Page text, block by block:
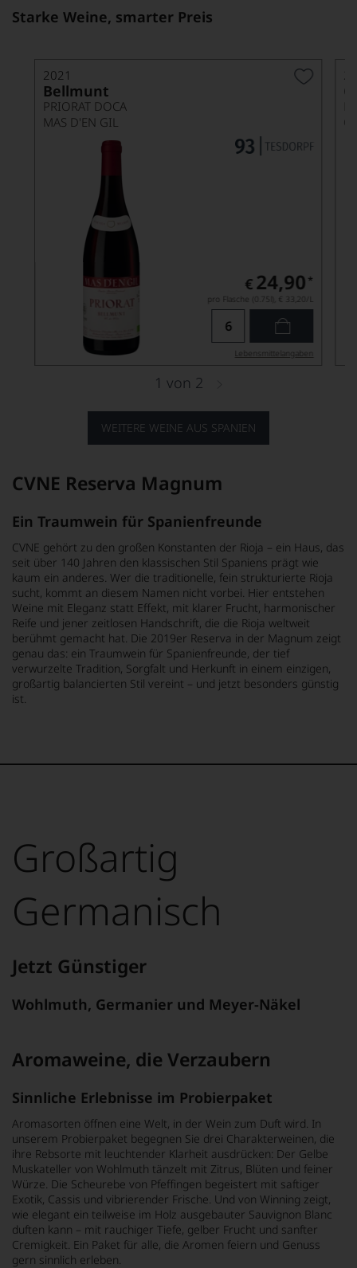
Starke Weine, smarter Preis
WEITERE WEINE AUS SPANIEN
2021
Bellmunt
PRIORAT DOCA
MAS D'EN GIL
€ 24,90 *
pro Flasche (0.75l), € 33,20 /L
Lebensmittel­angaben
1 von 2
CVNE Reserva Magnum
Ein Traumwein für Spanienfreunde
CVNE gehört zu den großen Konstanten der Rioja – ein Haus, das
seit über 140 Jahren den klassischen Stil Spaniens prägt wie
kaum ein anderes. Wer die traditionelle, fein strukturierte Rioja
sucht, kommt an diesem Namen nicht vorbei. Hier entstehen
Weine mit Eleganz statt Effekt, mit klarer Frucht, harmonischer
Reife und jener zeitlosen Handschrift, die die Rioja weltweit
berühmt gemacht hat. Die 2019er Reserva in der Magnum zeigt
genau das: ein Traumwein für Spanienfreunde, der tief
verwurzelte Tradition, Sorgfalt und Herkunft in einem einzigen,
großartig balancierten Stil vereint – und jetzt besonders günstig
ist.
Großartig
Germanisch
Jetzt Günstiger
Wohlmuth, Germanier und Meyer-Näkel
Aromaweine, die Verzaubern
Sinnliche Erlebnisse im Probierpaket
Aromasorten öffnen eine Welt, in der Wein zum Duft wird. In
unserem Probierpaket begegnen Sie drei Charakterweinen, die
ihre Rebsorte mit leuchtender Klarheit ausdrücken: Der Gelbe
Muskateller von Wohlmuth tänzelt mit Zitrus, Blüten und feiner
Würze. Die Scheurebe von Pfeffingen begeistert mit saftiger
Exotik, Cassis und vibrierender Frische. Und von Winning zeigt,
wie elegant ein teilweise im Holz ausgebauter Sauvignon Blanc
duften kann – mit rauchiger Tiefe, gelber Frucht und sanfter
Cremigkeit. Ein Paket für alle, die Aromen feiern und Genuss
gern sinnlich erleben.